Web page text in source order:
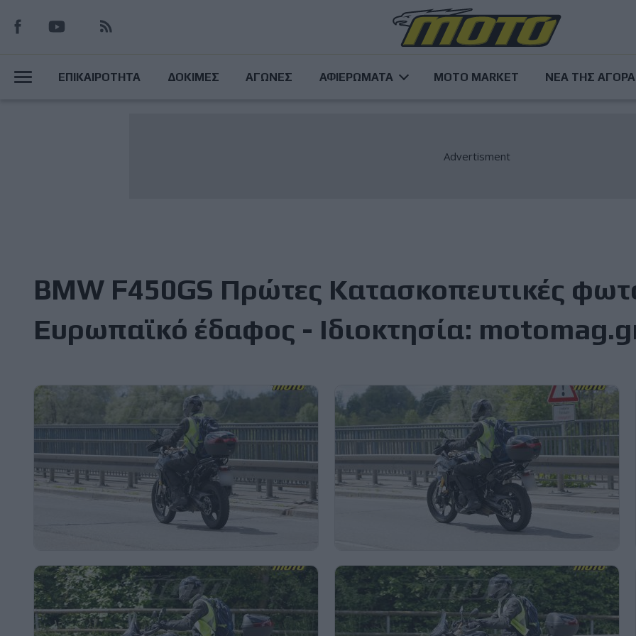
προς
κυρίως
MainΕΠΙΚΑΙΡΟΤΗΤΑ ΔΟΚΙΜΕΣ ΑΓΩΝΕΣ ΑΦΙΕΡΩΜΑΤΑ MOTO MARKET ΝΕΑ ΤΗΣ
BMW F450GS Πρώτες Κατασκοπευτικές
Ευρωπαϊκό έδαφος - Ιδιοκτησία: